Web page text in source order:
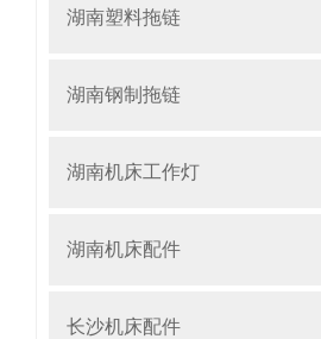
湖南塑料拖链
湖南钢制拖链
湖南机床工作灯
湖南机床配件
长沙机床配件